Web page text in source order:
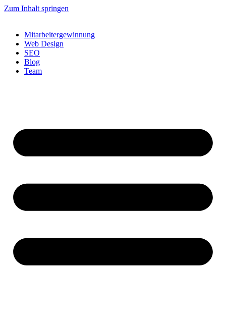
Zum Inhalt springen
Mitarbeitergewinnung
Web Design
SEO
Blog
Team